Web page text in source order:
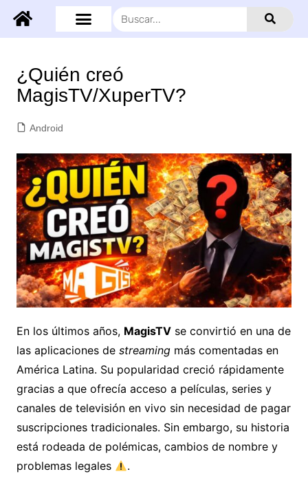
¿Quién creó
MagisTV/XuperTV?
Android
En los últimos años, MagisTVse convirtió en una de
las aplicaciones de streamingmás comentadas en
América Latina. Su popularidad creció rápidamente
gracias a que ofrecía acceso a películas, series y
canales de televisión en vivo sin necesidad de pagar
suscripciones tradicionales. Sin embargo, su historia
está rodeada de polémicas, cambios de nombre y
problemas legales
.